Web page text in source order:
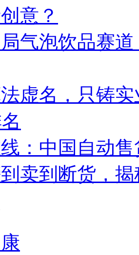
意？
气泡饮品赛
虚名，只铸
：中国自动
卖到断货，